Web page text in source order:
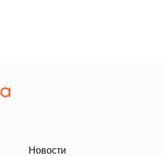
Новости